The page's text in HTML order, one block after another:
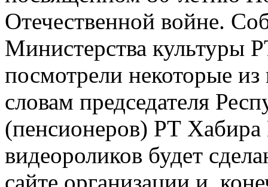
Отечественной войне.
Министерства культуры
посмотрели некоторые
словам председателя
(пенсионеров) РТ
видеороликов будет
сайте организации и,